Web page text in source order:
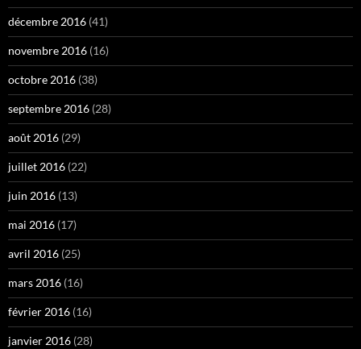
décembre 2016 (41)
novembre 2016 (16)
octobre 2016 (38)
septembre 2016 (28)
août 2016 (29)
juillet 2016 (22)
juin 2016 (13)
mai 2016 (17)
avril 2016 (25)
mars 2016 (16)
février 2016 (16)
janvier 2016 (28)